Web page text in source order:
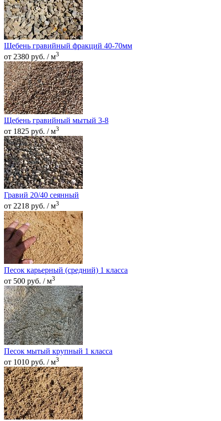
Щебень гравийный фракций 40-70мм
от 2380 руб. / м3
Щебень гравийный мытый 3-8
от 1825 руб. / м3
Гравий 20/40 сеянный
от 2218 руб. / м3
Песок карьерный (средний) 1 класса
от 500 руб. / м3
Песок мытый крупный 1 класса
от 1010 руб. / м3